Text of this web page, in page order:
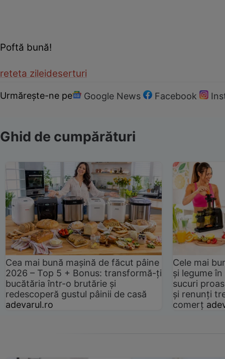
Poftă bună!
reteta zileideserturi
Urmărește-ne pe Google News Facebook
Ghid de cumpărături
Cea mai bună mașină de făcut pâine
2026 – Top 5 + Bonus: transformă-ți
bucătăria într-o brutărie și
redescoperă gustul pâinii de casă
adevarul.ro
Cele mai
și legume
sucuri
și renunți
comerț